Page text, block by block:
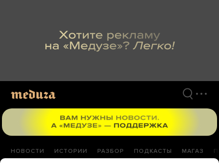
НОВОСТИ ИСТОРИИ РАЗБОР ПОДКАСТЫ МАГАЗ